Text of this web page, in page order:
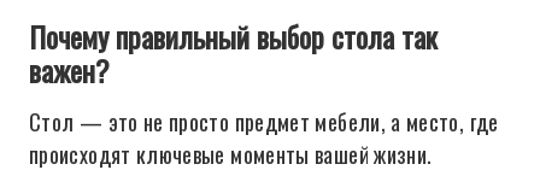
Почему правильный выбор стола так
важен?
Стол — это не просто предмет мебели, а место, где
происходят ключевые моменты вашей жизни.